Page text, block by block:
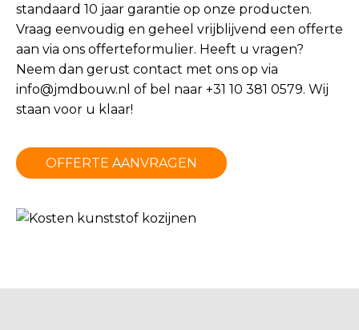
standaard 10 jaar garantie op onze producten.
Vraag eenvoudig en geheel vrijblijvend een offerte
aan via ons offerteformulier. Heeft u vragen?
Neem dan gerust contact met ons op via
info@jmdbouw.nl of bel naar +31 10 381 0579. Wij
staan voor u klaar!
OFFERTE AANVRAGEN